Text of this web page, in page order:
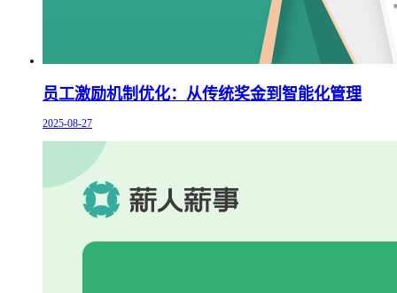
员工激励机制优化：从传统奖金到智能化管理
2025-08-27